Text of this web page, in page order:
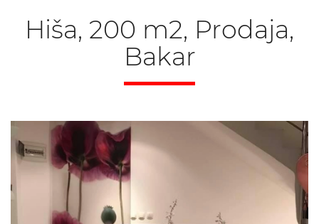
Hiša, 200 m2, Prodaja,
Bakar